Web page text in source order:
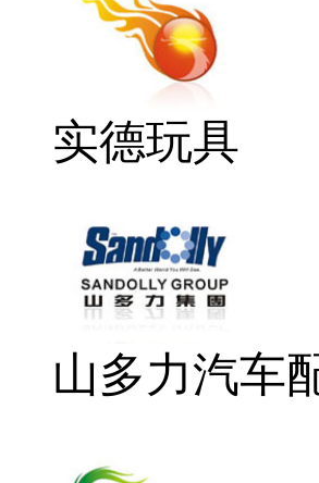
实德玩具
山多力汽车